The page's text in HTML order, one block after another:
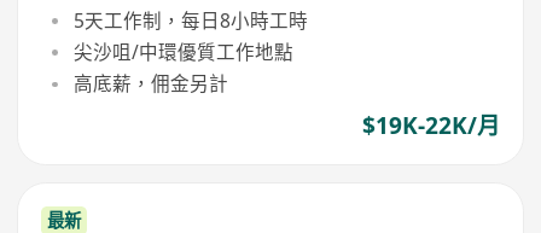
5天工作制，每日8小時工時
尖沙咀/中環優質工作地點
高底薪，佣金另計
$19K-22K/月
最新